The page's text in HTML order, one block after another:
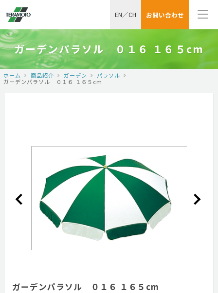
お問い合わせ
EN／CH
ガーデンパラソル ０１６ １６５cm
ホーム 商品紹介 ガーデン
パラソル
ガーデンパラソル ０１６ １６５cm
ガーデンパラソル ０１６ １６５cm